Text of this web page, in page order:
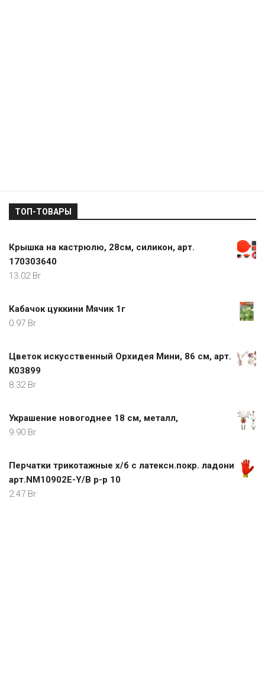
ТОП-ТОВАРЫ
Крышка на кастрюлю, 28см, силикон, арт.
170303640
13.02 Br
Кабачок цуккини Мячик 1г
0.97 Br
Цветок искусственный Орхидея Мини, 86 см, арт.
K03899
8.32 Br
Украшение новогоднее 18 см, металл,
9.90 Br
Перчатки трикотажные х/б с латексн.покр. ладони
арт.NM10902E-Y/B р-р 10
2.47 Br